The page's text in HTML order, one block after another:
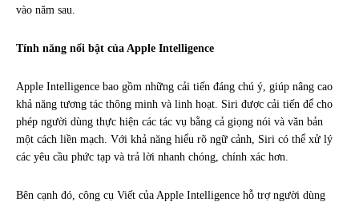
vào năm sau.
Tính năng nổi bật của Apple Intelligence
Apple Intelligence bao gồm những cải tiến đáng chú ý, giúp nâng cao
khả năng tương tác thông minh và linh hoạt. Siri được cải tiến để cho
phép người dùng thực hiện các tác vụ bằng cả giọng nói và văn bản
một cách liền mạch. Với khả năng hiểu rõ ngữ cảnh, Siri có thể xử lý
các yêu cầu phức tạp và trả lời nhanh chóng, chính xác hơn.
Bên cạnh đó, công cụ Viết của Apple Intelligence hỗ trợ người dùng